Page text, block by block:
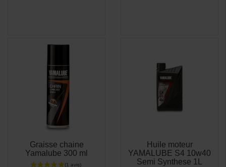
Graisse chaine
Yamalube 300 ml
Huile moteur
YAMALUBE S4 10w40
Semi Synthese 1L
 APERÇU
RAPIDE
APERÇU
RAPIDE